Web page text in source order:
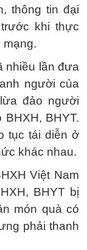
thông tin đại
khi thực
mạng.
nhiều lần đưa
người của
đảo người
BHYT.
tục tái diễn ở
khác nhau.
Việt Nam
BHYT bị
món quà có
phải thanh